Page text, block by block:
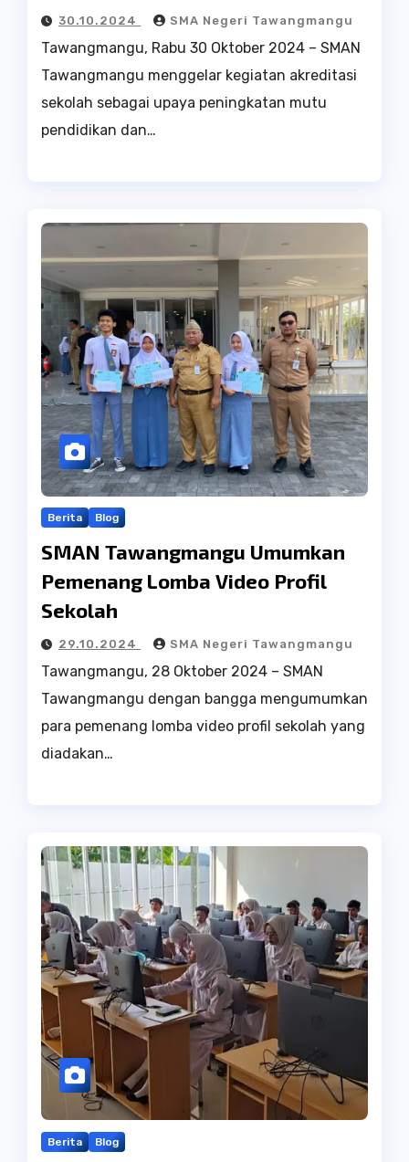
30.10.2024 SMA Negeri Tawangmangu
Tawangmangu, Rabu 30 Oktober 2024 – SMAN
Tawangmangu menggelar kegiatan akreditasi
sekolah sebagai upaya peningkatan mutu
pendidikan dan…
Berita Blog
SMAN Tawangmangu Umumkan
Pemenang Lomba Video Profil
Sekolah
29.10.2024 SMA Negeri Tawangmangu
Tawangmangu, 28 Oktober 2024 – SMAN
Tawangmangu dengan bangga mengumumkan
para pemenang lomba video profil sekolah yang
diadakan…
Berita Blog